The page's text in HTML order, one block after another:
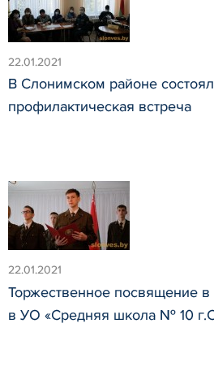
22.01.2021
В Слонимском районе
профилактическая встреча
22.01.2021
Торжественное посвящение в
в УО «Средняя школа № 10